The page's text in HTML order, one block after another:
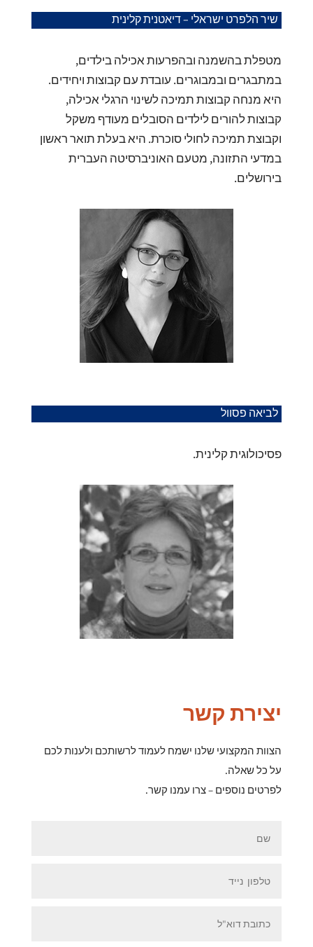
שיר הלפרט ישראלי – דיאטנית קלינית
מטפלת בהשמנה ובהפרעות אכילה בילדים,
במתבגרים ובמבוגרים. עובדת עם קבוצות ויחידים.
היא מנחה קבוצות תמיכה לשינוי הרגלי אכילה,
קבוצות להורים לילדים הסובלים מעודף משקל
וקבוצת תמיכה לחולי סוכרת. היא בעלת תואר ראשון
במדעי התזונה, מטעם האוניברסיטה העברית
בירושלים.
לביאה פסוול
פסיכולוגית קלינית.
יצירת קשר
הצוות המקצועי שלנו ישמח לעמוד לרשותכם ולענות לכם
על כל שאלה.
לפרטים נוספים – צרו עמנו קשר.